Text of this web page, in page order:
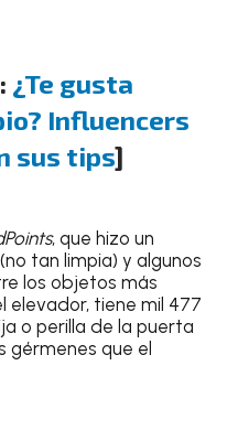
¿Te gusta
Influencers
sus tips]
, que hizo un
tan limpia) y algunos
los objetos más
elevador, tiene mil 477
o perilla de la puerta
gérmenes que el